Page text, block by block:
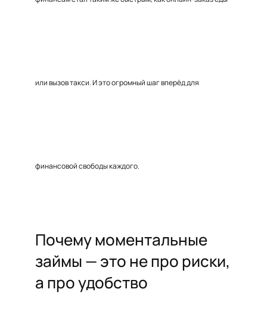
или вызов такси. И это огромный шаг вперёд для
финансовой свободы каждого.
Почему моментальные
займы — это не про риски,
а про удобство